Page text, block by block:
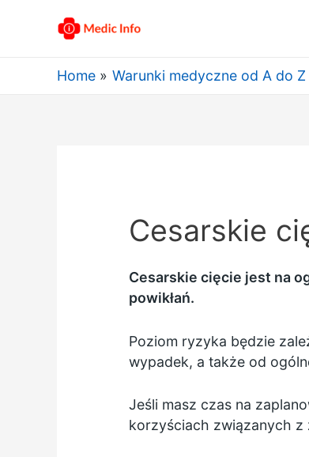
Home Warunki medyczne od A do Z
Cesarskie
Cesarskie cięcie jest na
powikłań.
Poziom ryzyka będzie
wypadek, a także od
Jeśli masz czas na
korzyściach związanych z